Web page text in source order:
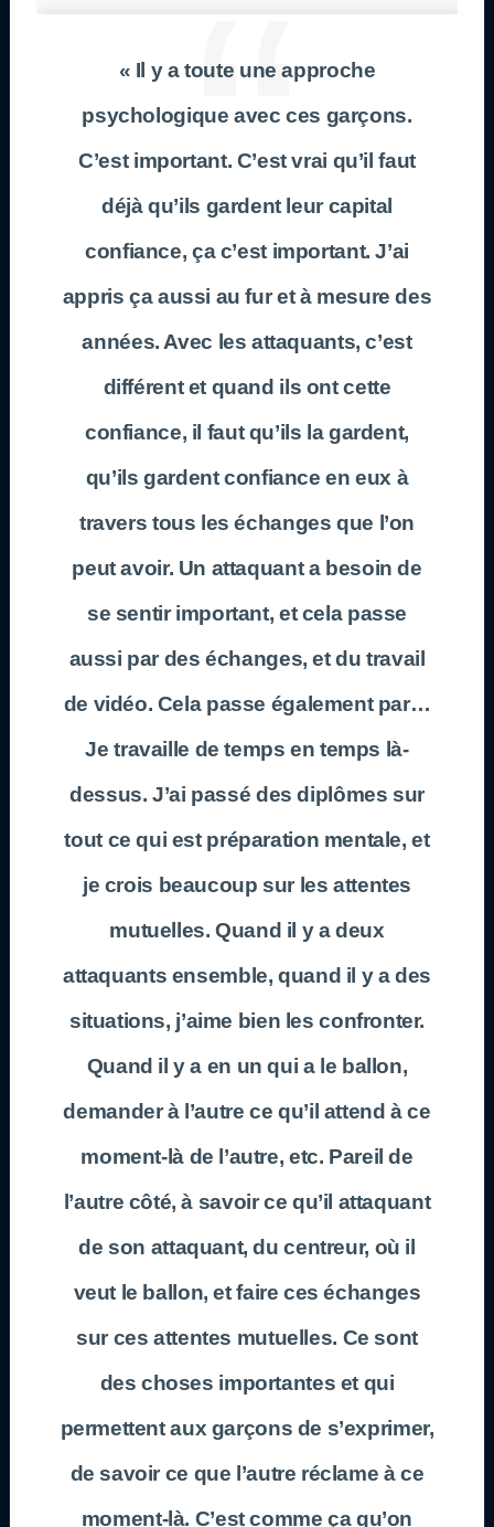
« Il y a toute une approche
psychologique avec ces garçons.
C’est important. C’est vrai qu’il faut
déjà qu’ils gardent leur capital
confiance, ça c’est important. J’ai
appris ça aussi au fur et à mesure des
années. Avec les attaquants, c’est
différent et quand ils ont cette
confiance, il faut qu’ils la gardent,
qu’ils gardent confiance en eux à
travers tous les échanges que l’on
peut avoir. Un attaquant a besoin de
se sentir important, et cela passe
aussi par des échanges, et du travail
de vidéo. Cela passe également par…
Je travaille de temps en temps là-
dessus. J’ai passé des diplômes sur
tout ce qui est préparation mentale, et
je crois beaucoup sur les attentes
mutuelles. Quand il y a deux
attaquants ensemble, quand il y a des
situations, j’aime bien les confronter.
Quand il y a en un qui a le ballon,
demander à l’autre ce qu’il attend à ce
moment-là de l’autre, etc. Pareil de
l’autre côté, à savoir ce qu’il attaquant
de son attaquant, du centreur, où il
veut le ballon, et faire ces échanges
sur ces attentes mutuelles. Ce sont
des choses importantes et qui
permettent aux garçons de s’exprimer,
de savoir ce que l’autre réclame à ce
moment-là. C’est comme ça qu’on